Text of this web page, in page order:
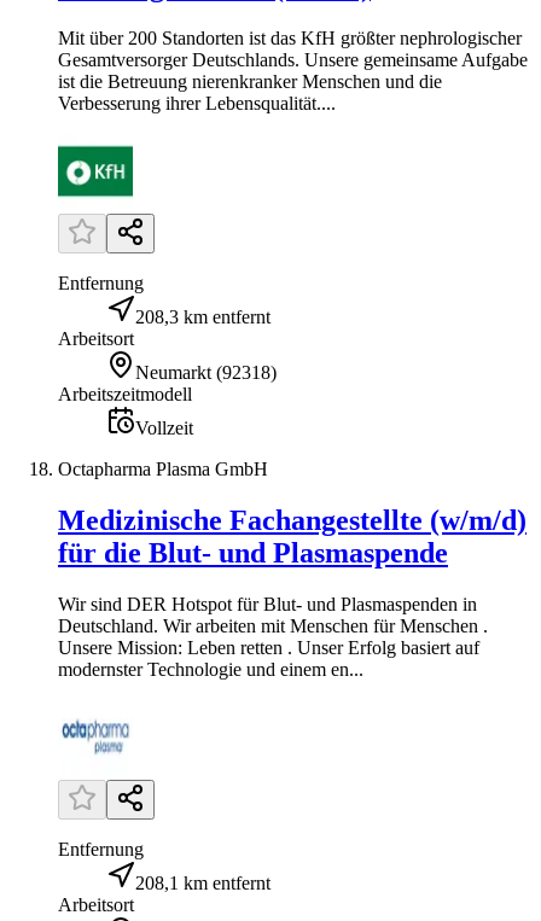
Mit über 200 Standorten ist das KfH größter nephrologischer
Gesamtversorger Deutschlands. Unsere gemeinsame Aufgabe
ist die Betreuung nierenkranker Menschen und die
Verbesserung ihrer Lebensqualität....
Entfernung
208,3 km entfernt
Arbeitsort
Neumarkt (92318)
Arbeitszeitmodell
Vollzeit
Octapharma Plasma GmbH
Medizinische Fachangestellte (w/m/d)
für die Blut- und Plasmaspende
Wir sind DER Hotspot für Blut- und Plasmaspenden in
Deutschland. Wir arbeiten mit Menschen für Menschen .
Unsere Mission: Leben retten . Unser Erfolg basiert auf
modernster Technologie und einem en...
Entfernung
208,1 km entfernt
Arbeitsort